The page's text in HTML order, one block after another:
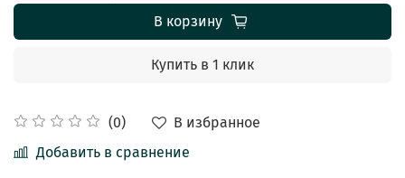
(0)
В избранное
Добавить в сравнение
В корзину
Купить в 1 клик